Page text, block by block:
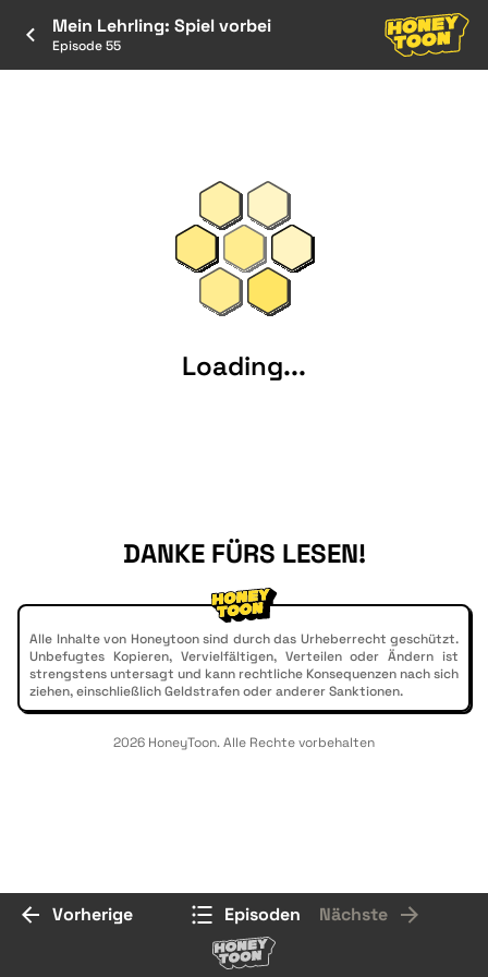
Mein Lehrling: Spiel vorbei
Episode 55
Loading...
DANKE FÜRS LESEN!
Alle Inhalte von Honeytoon sind durch das Urheberrecht geschützt.
Unbefugtes Kopieren, Vervielfältigen, Verteilen oder Ändern ist
strengstens untersagt und kann rechtliche Konsequenzen nach sich
ziehen, einschließlich Geldstrafen oder anderer Sanktionen.
2026 HoneyToon. Alle Rechte vorbehalten
Vorherige Episoden Nächste